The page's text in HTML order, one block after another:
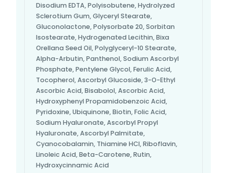
Disodium EDTA, Polyisobutene, Hydrolyzed
Sclerotium Gum, Glyceryl Stearate,
Gluconolactone, Polysorbate 20, Sorbitan
Isostearate, Hydrogenated Lecithin, Bixa
Orellana Seed Oil, Polyglyceryl-10 Stearate,
Alpha-Arbutin, Panthenol, Sodium Ascorbyl
Phosphate, Pentylene Glycol, Ferulic Acid,
Tocopherol, Ascorbyl Glucoside, 3-O-Ethyl
Ascorbic Acid, Bisabolol, Ascorbic Acid,
Hydroxyphenyl Propamidobenzoic Acid,
Pyridoxine, Ubiquinone, Biotin, Folic Acid,
Sodium Hyaluronate, Ascorbyl Propyl
Hyaluronate, Ascorbyl Palmitate,
Cyanocobalamin, Thiamine HCl, Riboflavin,
Linoleic Acid, Beta-Carotene, Rutin,
Hydroxycinnamic Acid